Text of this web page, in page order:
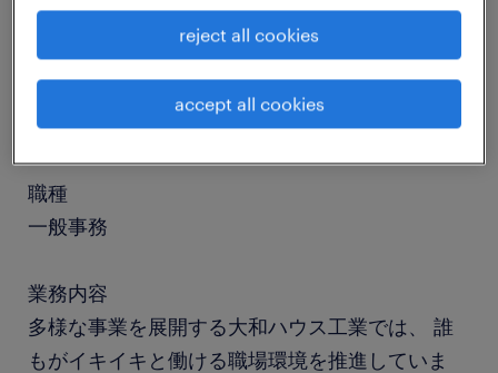
job details
Daiwa House Industry (大和ハウス工業)
職種
一般事務
業務内容
多様な事業を展開する大和ハウス工業では、 誰
もがイキイキと働ける職場環境を推進していま
reject all cookies
accept all cookies